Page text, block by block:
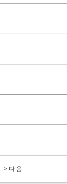
> 다 음